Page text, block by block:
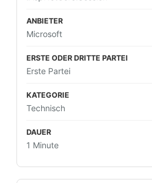
Microsoft
Erste Partei
Technisch
1 Minute